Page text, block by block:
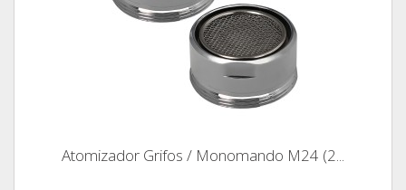
Atomizador Grifos / Monomando M24 (2...